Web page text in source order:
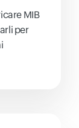
MIB
per